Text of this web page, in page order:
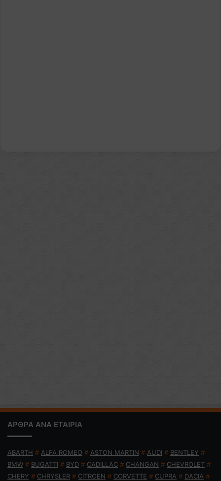
ΑΡΘΡΑ ΑΝΑ ΕΤΑΙΡΙΑ
ABARTH # ALFA ROMEO # ASTON MARTIN # AUDI # BENTLEY #
BMW # BUGATTI # BYD # CADILLAC # CHANGAN # CHEVROLET #
CHERY # CHRYSLER # CITROEN # CORVETTE # CUPRA # DACIA #